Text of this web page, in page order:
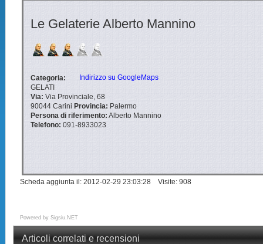
Le Gelaterie Alberto Mannino
Indirizzo su GoogleMaps
Categoria:
GELATI
Via: Via Provinciale, 68
90044 Carini Provincia: Palermo
Persona di riferimento: Alberto Mannino
Telefono: 091-8933023
Scheda aggiunta il: 2012-02-29 23:03:28 Visite: 908
Powered bySigsiu.NET
Articoli correlati e recensioni